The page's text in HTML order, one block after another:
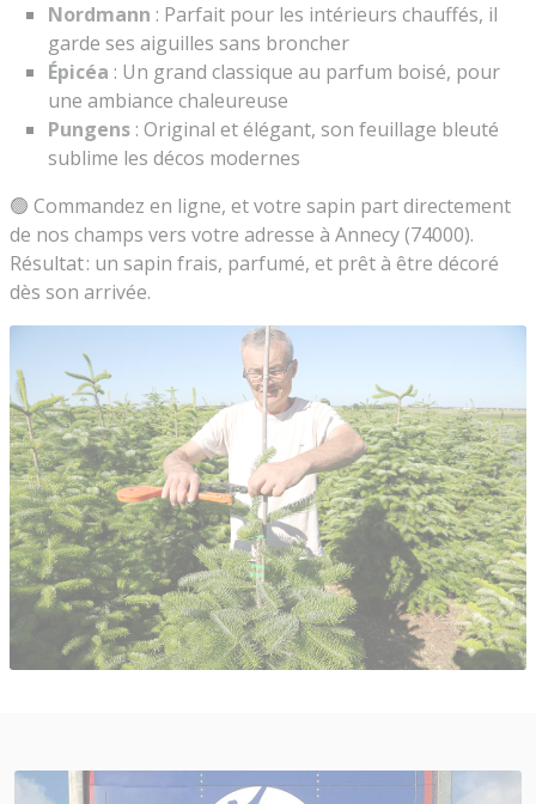
Nordmann : Parfait pour les intérieurs chauffés, il
garde ses aiguilles sans broncher
Épicéa : Un grand classique au parfum boisé, pour
une ambiance chaleureuse
Pungens : Original et élégant, son feuillage bleuté
sublime les décos modernes
🟢 Commandez en ligne, et votre sapin part directement
de nos champs vers votre adresse à Annecy (74000).
Résultat : un sapin frais, parfumé, et prêt à être décoré
dès son arrivée.